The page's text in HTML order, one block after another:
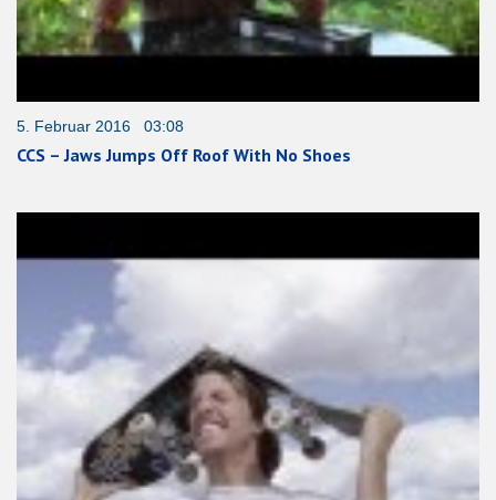
5. Februar 2016 03:08
CCS – Jaws Jumps Off Roof With No Shoes